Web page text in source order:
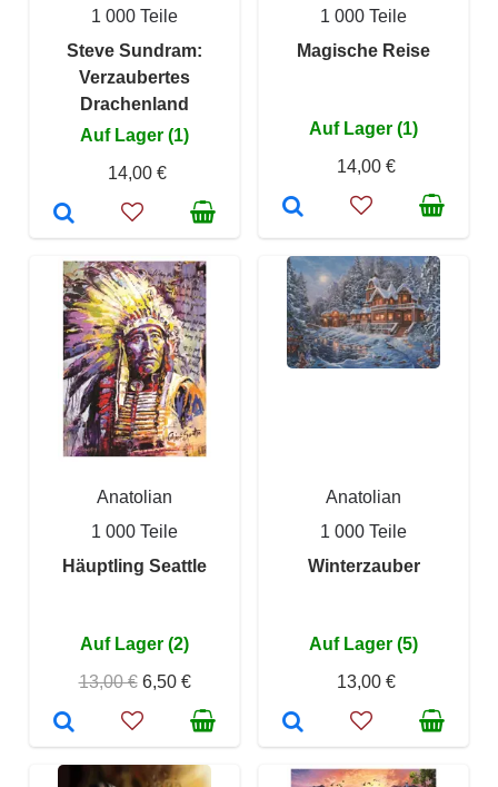
1 000 Teile
Steve Sundram:
Verzaubertes
Drachenland
Auf Lager (1)
14,00 €
1 000 Teile
Magische Reise
Auf Lager (1)
14,00 €
Anatolian
1 000 Teile
Häuptling Seattle
Auf Lager (2)
13,00 € 6,50 €
Anatolian
1 000 Teile
Winterzauber
Auf Lager (5)
13,00 €